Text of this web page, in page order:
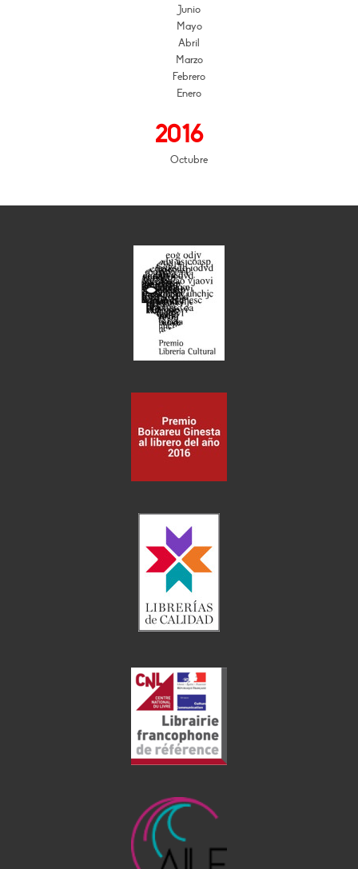
Junio
Mayo
Abril
Marzo
Febrero
Enero
2016
Octubre